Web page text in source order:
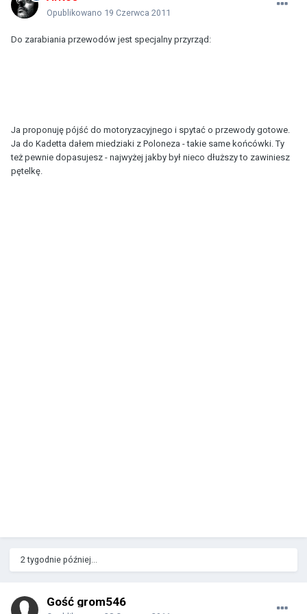
Opublikowano 19 Czerwca 2011
Do zarabiania przewodów jest specjalny przyrząd:
Ja proponuję pójść do motoryzacyjnego i spytać o przewody gotowe.
Ja do Kadetta dałem miedziaki z Poloneza - takie same końcówki. Ty
też pewnie dopasujesz - najwyżej jakby był nieco dłuższy to zawiniesz
pętelkę.
2 tygodnie później...
Gość grom546